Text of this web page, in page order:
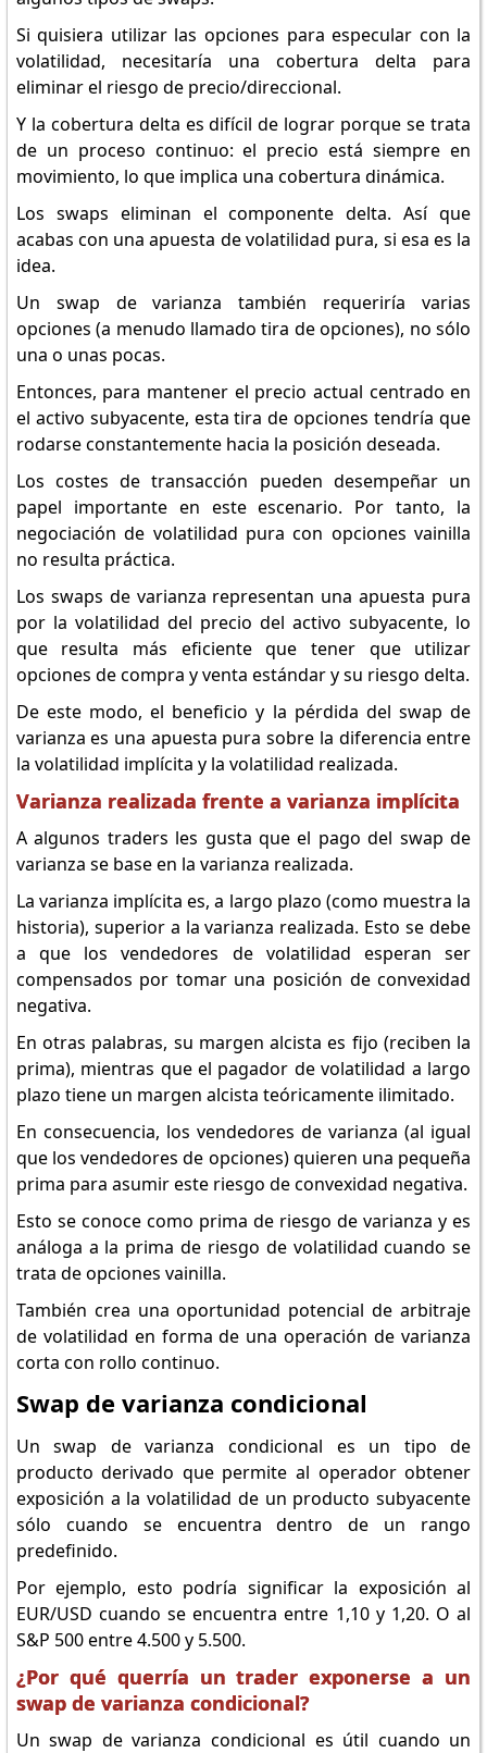
Si quisiera utilizar las opciones para especular con la
volatilidad, necesitaría una cobertura delta para
eliminar el riesgo de precio/direccional.
Y la cobertura delta es difícil de lograr porque se trata
de un proceso continuo: el precio está siempre en
movimiento, lo que implica una cobertura dinámica.
Los swaps eliminan el componente delta. Así que
acabas con una apuesta de volatilidad pura, si esa es la
idea.
Un swap de varianza también requeriría varias
opciones (a menudo llamado tira de opciones), no sólo
una o unas pocas.
Entonces, para mantener el precio actual centrado en
el activo subyacente, esta tira de opciones tendría que
rodarse constantemente hacia la posición deseada.
Los costes de transacción pueden desempeñar un
papel importante en este escenario. Por tanto, la
negociación de volatilidad pura con opciones vainilla
no resulta práctica.
Los swaps de varianza representan una apuesta pura
por la volatilidad del precio del activo subyacente, lo
que resulta más eficiente que tener que utilizar
opciones de compra y venta estándar y su riesgo delta.
De este modo, el beneficio y la pérdida del swap de
varianza es una apuesta pura sobre la diferencia entre
la volatilidad implícita y la volatilidad realizada.
Varianza realizada frente a varianza implícita
A algunos traders les gusta que el pago del swap de
varianza se base en la varianza realizada.
La varianza implícita es, a largo plazo (como muestra la
historia), superior a la varianza realizada. Esto se debe
a que los vendedores de volatilidad esperan ser
compensados por tomar una posición de convexidad
negativa.
En otras palabras, su margen alcista es fijo (reciben la
prima), mientras que el pagador de volatilidad a largo
plazo tiene un margen alcista teóricamente ilimitado.
En consecuencia, los vendedores de varianza (al igual
que los vendedores de opciones) quieren una pequeña
prima para asumir este riesgo de convexidad negativa.
Esto se conoce como prima de riesgo de varianza y es
análoga a la prima de riesgo de volatilidad cuando se
trata de opciones vainilla.
También crea una oportunidad potencial de arbitraje
de volatilidad en forma de una operación de varianza
corta con rollo continuo.
Swap de varianza condicional
Un swap de varianza condicional es un tipo de
producto derivado que permite al operador obtener
exposición a la volatilidad de un producto subyacente
sólo cuando se encuentra dentro de un rango
predefinido.
Por ejemplo, esto podría significar la exposición al
EUR/USD cuando se encuentra entre 1,10 y 1,20. O al
S&P 500 entre 4.500 y 5.500.
¿Por qué querría un trader exponerse a un
swap de varianza condicional?
Un swap de varianza condicional es útil cuando un